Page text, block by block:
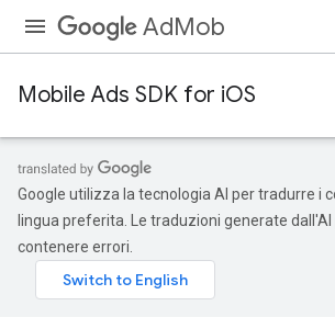
AdMob
Mobile Ads SDK for iOS
Google utilizza la tecnologia AI per tradurre i
lingua preferita. Le traduzioni generate
contenere errori.